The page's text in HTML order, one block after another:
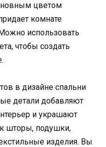
цветом
комнате
использовать
чтобы создать
в дизайне спальни
детали добавляют
и украшают
шторы, подушки,
изделия. Вы